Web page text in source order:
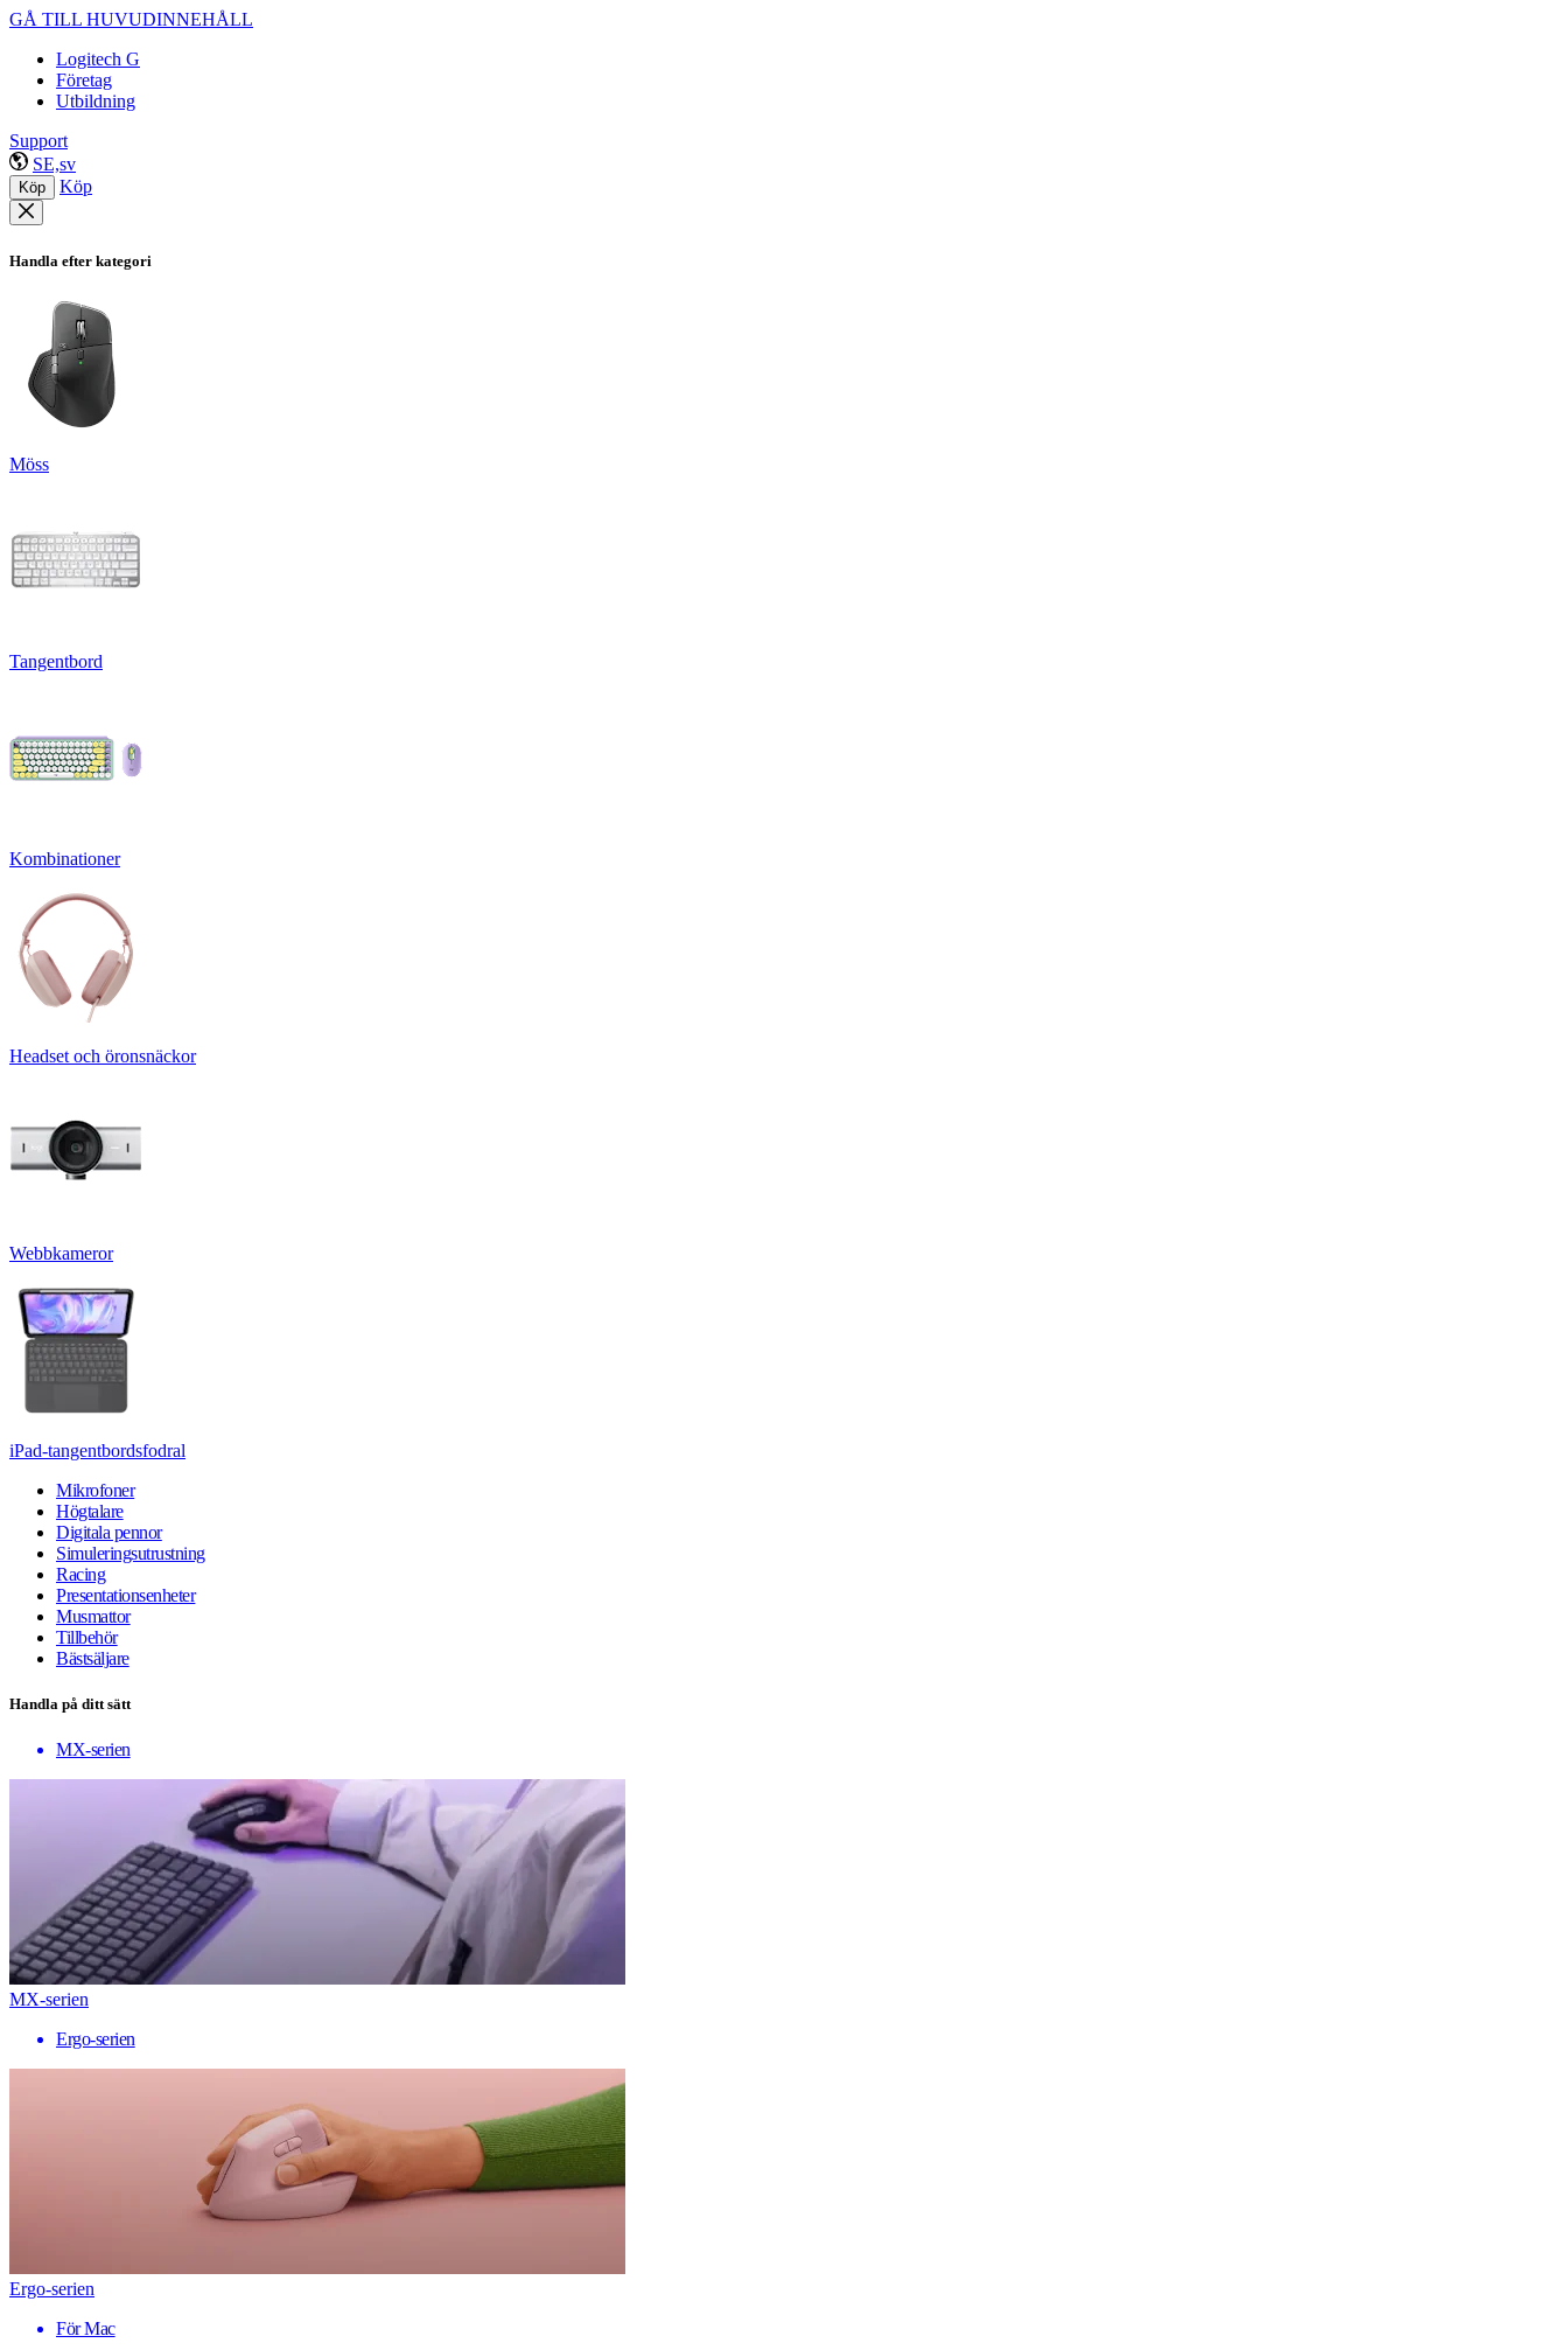
GÅ TILL HUVUDINNEHÅLL
Logitech G
Företag
Utbildning
Support
SE,sv
Köp Köp
Handla efter kategori
Möss
Tangentbord
Kombinationer
Headset och öronsnäckor
Webbkameror
iPad-tangentbordsfodral
Mikrofoner
Högtalare
Digitala pennor
Simuleringsutrustning
Racing
Presentationsenheter
Musmattor
Tillbehör
Bästsäljare
Handla på ditt sätt
MX-serien
MX-serien
Ergo-serien
Ergo-serien
För Mac